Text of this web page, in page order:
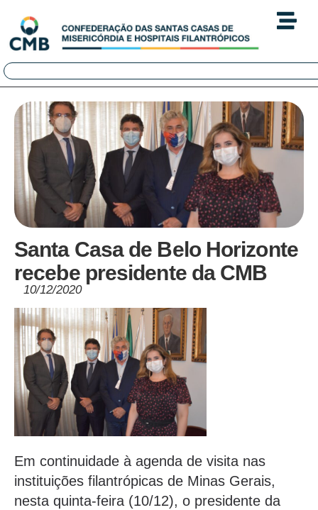
Santa Casa de Belo Horizonte
recebe presidente da CMB
10/12/2020
Em continuidade à agenda de visita nas
instituições filantrópicas de Minas Gerais,
nesta quinta-feira (10/12), o presidente da